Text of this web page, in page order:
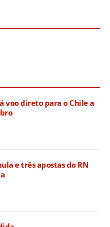
voo direto para o Chile a
e três apostas do RN